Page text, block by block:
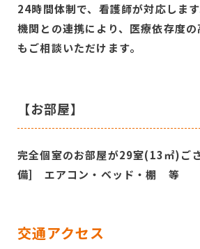
24時間体制で、看護師が対応しま
機関との連携により、医療依存度
もご相談いただけます。
【お部屋】
完全個室のお部屋が29室(13㎡)ご
備] エアコン・ベッド・棚 等
交通アクセス